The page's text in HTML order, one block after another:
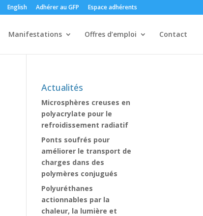
English Adhérer au GFP Espace adhérents
Manifestations Offres d’emploi Contact
Actualités
Microsphères creuses en
polyacrylate pour le
refroidissement radiatif
Ponts soufrés pour
améliorer le transport de
charges dans des
polymères conjugués
Polyuréthanes
actionnables par la
chaleur, la lumière et